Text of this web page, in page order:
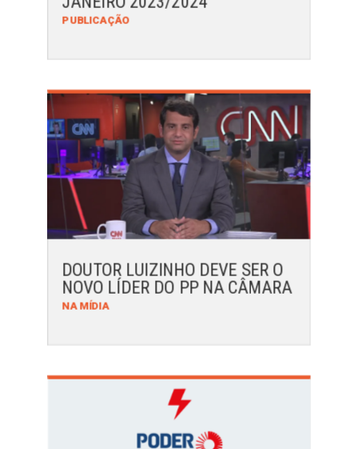
PUBLICAÇÃO
DOUTOR LUIZINHO DEVE SER O
NOVO LÍDER DO PP NA CÂMARA
NA MÍDIA